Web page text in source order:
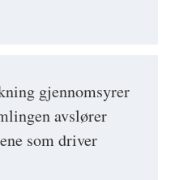
gjennomsyrer
avslører
som driver